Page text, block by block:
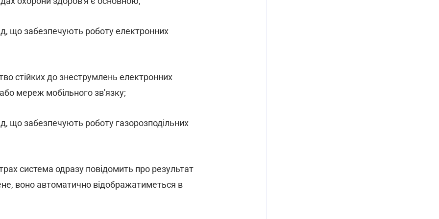
що забезпечують роботу електронних
стійких до знеструмлень електронних
мереж мобільного зв'язку;
що забезпечують роботу газорозподільних
система одразу повідомить про результат
воно автоматично відображатиметься в